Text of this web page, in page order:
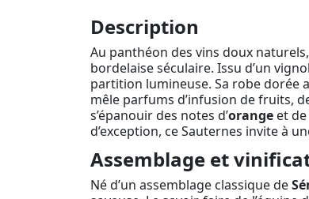
Description
Au panthéon des vins doux
bordelaise séculaire. Issu d’un
partition lumineuse. Sa robe dorée
mêle parfums d’infusion de fruits,
s’épanouir des notes d’orange et
d’exception, ce Sauternes invite à
Assemblage et
Né d’un assemblage classique de